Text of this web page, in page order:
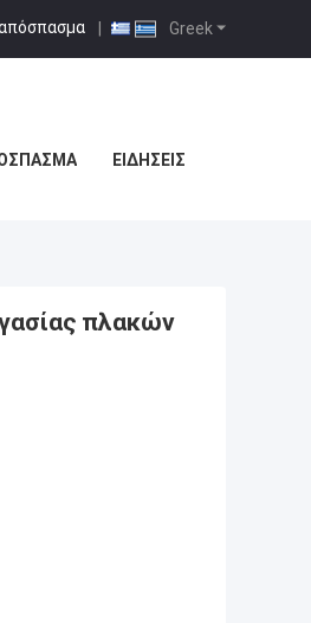
Greek
|
ΕΙΔΉΣΕΙΣ
πλακών